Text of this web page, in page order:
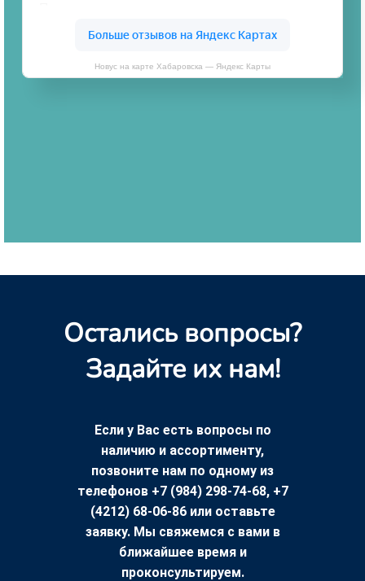
Новус на карте Хабаровска — Яндекс Карты
Остались вопросы?
Задайте их нам!
Если у Вас есть вопросы по
наличию и ассортименту,
позвоните нам по одному из
телефонов +7 (984) 298-74-68, +7
(4212) 68-06-86 или оставьте
заявку. Мы свяжемся с вами в
ближайшее время и
проконсультируем.